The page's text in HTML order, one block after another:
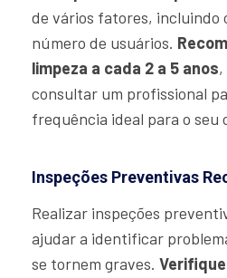
de vários fatores, incluindo
número de usuários.
limpeza a cada 2 a 5 anos
consultar um profissional
frequência ideal para o seu
Inspeções Preventivas
Realizar inspeções
ajudar a identificar
se tornem graves.